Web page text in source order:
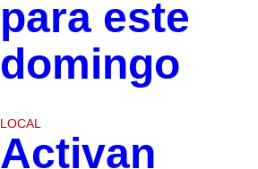
para este
domingo
LOCAL
Activan